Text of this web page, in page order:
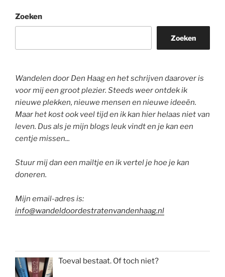
Zoeken
Zoeken
Wandelen door Den Haag en het schrijven daarover is
voor mij een groot plezier. Steeds weer ontdek ik
nieuwe plekken, nieuwe mensen en nieuwe ideeën.
Maar het kost ook veel tijd en ik kan hier helaas niet van
leven. Dus als je mijn blogs leuk vindt en je kan een
centje missen...
Stuur mij dan een mailtje en ik vertel je hoe je kan
doneren.
Mijn email-adres is:
info@wandeldoordestratenvandenhaag.nl
Toeval bestaat. Of toch niet?